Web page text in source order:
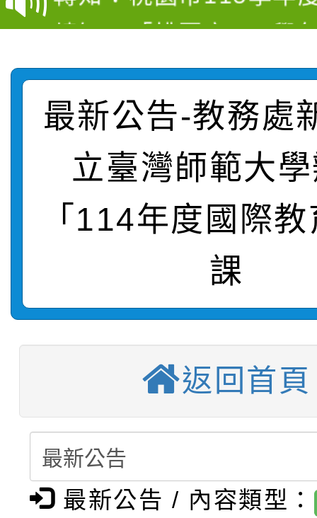
結果(第12招)
賽及師生本土語及新住
賽實施要點
轉知：「桃園市115學
比賽實施要點」
轉知：「115年金融知
動辦法」
轉知臺中市政府政風處
畫影片一案
劇比賽實施要點」及修
表
轉知：桃園市115年度
敬師藝文競賽』實施計
【甄選結果(第11招)】
學年度第1學期第7次
【甄選結果(第3招)】
結果(第4招)
學年度第1學期第7次
結果(第12招)
轉知：桃園市115學年
賽及師生本土語及新住
賽實施要點
轉知：「桃園市115學
比賽實施要點」
轉知：「115年金融知
動辦法」
轉知臺中市政府政風處
最新公告-教務處
立臺灣師範大
「114年度國際
課
返回首頁
最新公告 / 內容類型：